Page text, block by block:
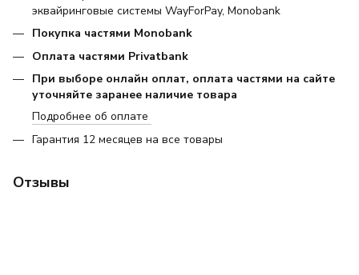
эквайринговые системы WayForPay, Monobank
Покупка частями Monobank
Оплата частями Privatbank
При выборе онлайн оплат, оплата частями на сайте
уточняйте заранее наличие товара
Подробнее об оплате
Гарантия 12 месяцев на все товары
Отзывы